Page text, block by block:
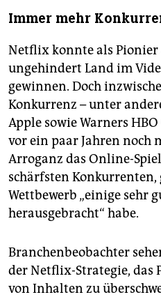
Immer mehr
Netflix konnte als Pionier
ungehindert Land im
gewinnen. Doch
Konkurrenz – unter
Apple sowie Warners
vor ein paar Jahren noch
Arroganz das Online-
schärfsten Konkurrenten,
Wettbewerb „einige sehr
herausgebracht“ habe.
Branchenbeobachter
der Netflix-Strategie, das
von Inhalten zu